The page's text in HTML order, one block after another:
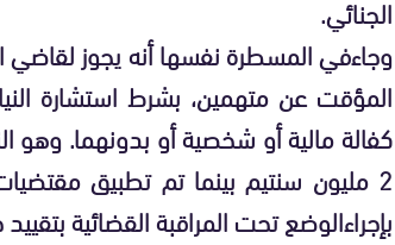
الجنائي.
وجاءفي المسطرة نفسها أنه يجوز لقاضي
المؤقت عن متهمين، بشرط استشارة
كفالة مالية أو شخصية أو بدونهما.
2 مليون سنتيم بينما تم تطبيق مقتضيات المادة
بإجراءالوضع تحت المراقبة القضائية بتقييد